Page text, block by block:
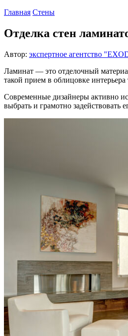
Главная Стены
Отделка стен
Автор: экспертное агентство
Ламинат — это отделочный
такой прием в облицовке
Современные дизайнеры активно
выбрать и грамотно задействовать